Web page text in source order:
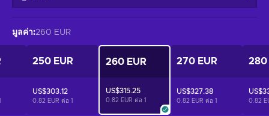
มูลค่า:260 EUR
250 EUR
US$303.12
0.82 EUR ต่อ 1
260 EUR
US$315.25
0.82 EUR ต่อ 1
270 EUR
US$327.38
0.82 EUR ต่อ 1
280
0.82